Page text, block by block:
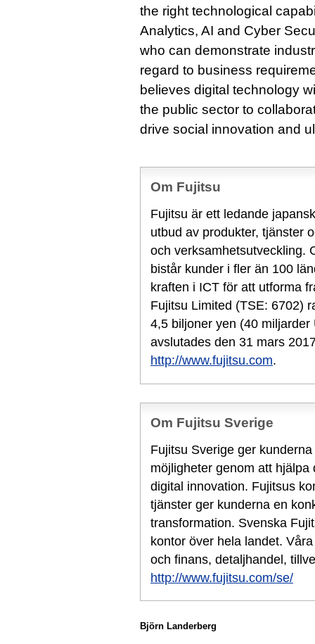
the right technological
Analytics, AI and Cyber
who can demonstrate
regard to business
believes digital technology
the public sector to
drive social innovation and
Om Fujitsu
Fujitsu är ett ledande
utbud av produkter, tjänster
och verksamhetsutveckling.
bistår kunder i fler än 100
kraften i ICT för att utforma
Fujitsu Limited (TSE: 6702)
4,5 biljoner yen (40
avslutades den 31 mars
http://www.fujitsu.com.
Om Fujitsu Sverige
Fujitsu Sverige ger
möjligheter genom att
digital innovation. Fujitsus
tjänster ger kunderna en
transformation. Svenska
kontor över hela landet.
och finans, detaljhandel,
http://www.fujitsu.com/se/
Björn Landerberg